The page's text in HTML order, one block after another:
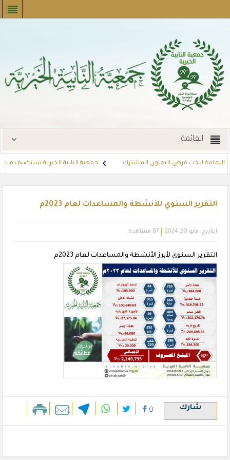
القائمة
اليمامة لبحث فرص التعاون المشترك جمعية النابية الخيرية تستضيف مبادرة
التقرير السنوي للأنشطة والمساعدات لعام 2023م
التاريخ: مايو 30, 2024 87 مشاهدة
التقرير السنوي لأبرز الأنشطة والمساعدات لعام 2023م
شارك 0